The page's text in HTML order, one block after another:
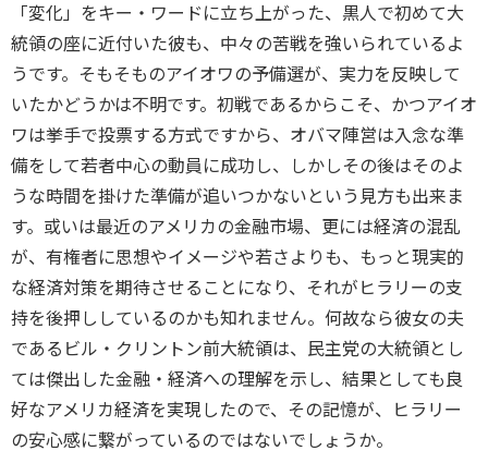
「変化」をキー・ワードに立ち上がった、黒人で初めて大
統領の座に近付いた彼も、中々の苦戦を強いられているよ
うです。そもそものアイオワの予備選が、実力を反映して
いたかどうかは不明です。初戦であるからこそ、かつアイオ
ワは挙手で投票する方式ですから、オバマ陣営は入念な準
備をして若者中心の動員に成功し、しかしその後はそのよ
うな時間を掛けた準備が追いつかないという見方も出来ま
す。或いは最近のアメリカの金融市場、更には経済の混乱
が、有権者に思想やイメージや若さよりも、もっと現実的
な経済対策を期待させることになり、それがヒラリーの支
持を後押ししているのかも知れません。何故なら彼女の夫
であるビル・クリントン前大統領は、民主党の大統領とし
ては傑出した金融・経済への理解を示し、結果としても良
好なアメリカ経済を実現したので、その記憶が、ヒラリー
の安心感に繋がっているのではないでしょうか。